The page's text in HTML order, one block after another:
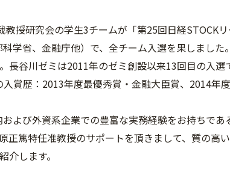
教授研究会の学生3チームが「第25回日経STOCK
学省、金融庁他）で、全チーム入選を果しまし
長谷川ゼミは2011年のゼミ創設以来13回目の入
賞歴：2013年度最優秀賞・金融大臣賞、2014年
および外資系企業での豊富な実務経験をお持ちで
正篤特任准教授のサポートを頂きまして、質の高
介します。